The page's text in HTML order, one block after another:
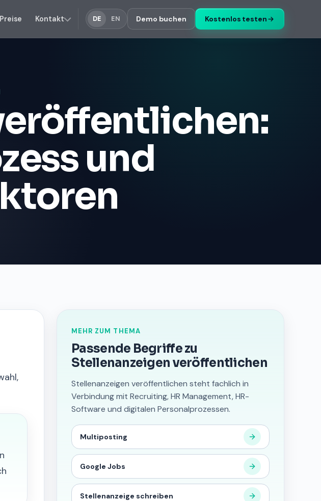
Preise Kontakt DE EN Demo buchen Kostenlos testen
und
MEHR ZUM THEMA
Passende Begriffe zu
Stellenanzeigen veröffentlichen
Stellenanzeigen veröffentlichen steht fachlich in
Verbindung mit Recruiting, HR Management, HR-
Software und digitalen Personalprozessen.
Multiposting
Google Jobs
Stellenanzeige schreiben